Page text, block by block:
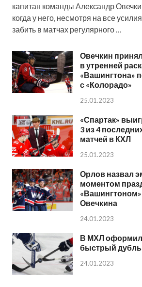
капитан команды Александр
когда у него, несмотря на все
забить в матчах регулярного …
Овечкин
в утренней
«Вашингтона»
с «Колорадо»
25.01.2023
«Спартак»
3 из 4
матчей в КХЛ
25.01.2023
Орлов назвал
моментом
Овечкина
24.01.2023
В МХЛ
быстрый дубль
24.01.2023